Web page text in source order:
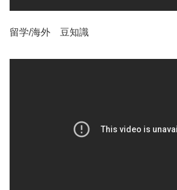
留学/海外 豆知識